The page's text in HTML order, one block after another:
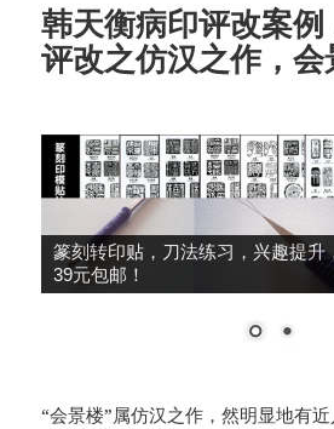
韩天衡病印评改案例
评改之仿汉之作，会
篆刻转印贴，刀法练习，兴趣提升
39元包邮！
“会景楼”属仿汉之作，然明显地有